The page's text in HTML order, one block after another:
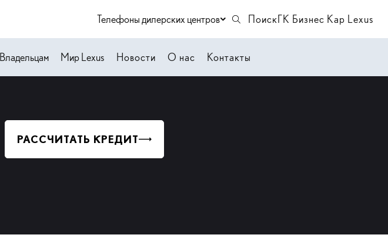
Телефоны дилерских центров ПоискГК Бизнес Кар Lexus
Владельцам Мир Lexus Новости О нас Контакты
РАССЧИТАТЬ КРЕДИТ